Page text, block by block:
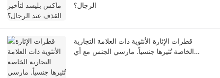
الرجال؟
قطرات الإثارة الأنثوية ذات العلامة التجارية
الخاصة تُثيرها جنسياً. مارسي الجنس مع أي